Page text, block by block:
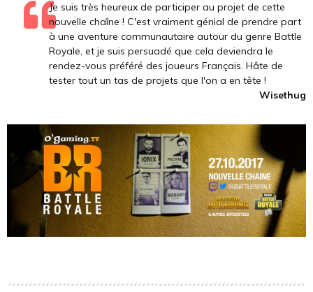
Je suis très heureux de participer au projet de cette
nouvelle chaîne ! C'est vraiment génial de prendre part
à une aventure communautaire autour du genre Battle
Royale, et je suis persuadé que cela deviendra le
rendez-vous préféré des joueurs Français. Hâte de
tester tout un tas de projets que l'on a en tête !
Wisethug